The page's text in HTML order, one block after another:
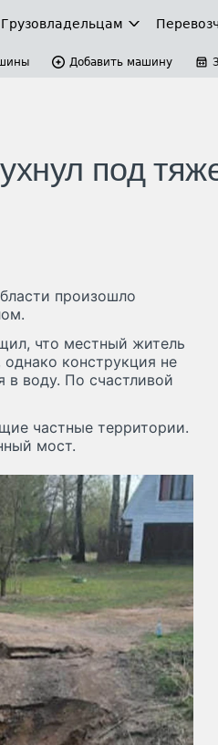
Грузовладельцам
Добавить машину
под
произошло
что местный житель
конструкция не
в воду. По счастливой
частные территории.
мост.